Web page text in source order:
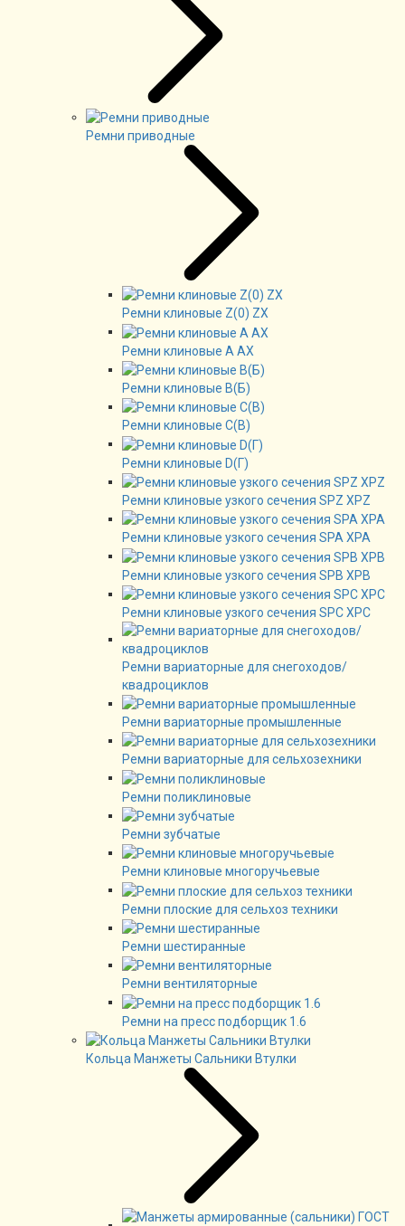
Ремни приводные
Ремни клиновые Z(0) ZX
Ремни клиновые А AX
Ремни клиновые В(Б)
Ремни клиновые C(B)
Ремни клиновые D(Г)
Ремни клиновые узкого сечения SPZ XPZ
Ремни клиновые узкого сечения SPA XPA
Ремни клиновые узкого сечения SPB XPB
Ремни клиновые узкого сечения SPC XPC
Ремни вариаторные для снегоходов/
квадроциклов
Ремни вариаторные промышленные
Ремни вариаторные для сельхозехники
Ремни поликлиновые
Ремни зубчатые
Ремни клиновые многоручьевые
Ремни плоские для сельхоз техники
Ремни шестиранные
Ремни вентиляторные
Ремни на пресс подборщик 1.6
Кольца Манжеты Сальники Втулки